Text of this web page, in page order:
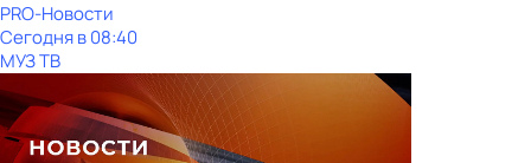
PRO-Новости
Сегодня в 08:40
МУЗ ТВ